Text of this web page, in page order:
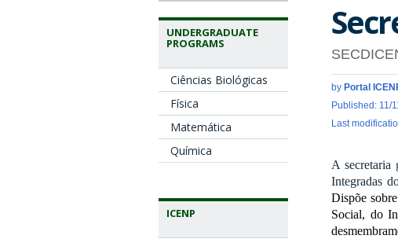
UNDERGRADUATE
PROGRAMS
Ciências Biológicas
Física
Matemática
Química
ICENP
by Portal
Published: 11/
Last
A secretaria
Integradas
Dispõe
Social, do